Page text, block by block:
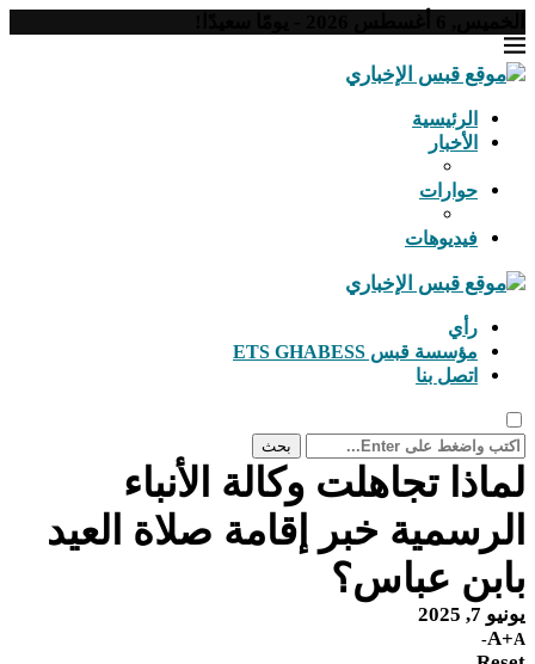
الرئيسية
الأخبار
حوارات
فيديوهات
رأي
مؤسسة قبس ETS GHABESS
اتصل بنا
بحث
لماذا تجاهلت وكالة الأنباء
الرسمية خبر إقامة صلاة العيد
بابن عباس؟
يونيو 7, 2025
A+A-